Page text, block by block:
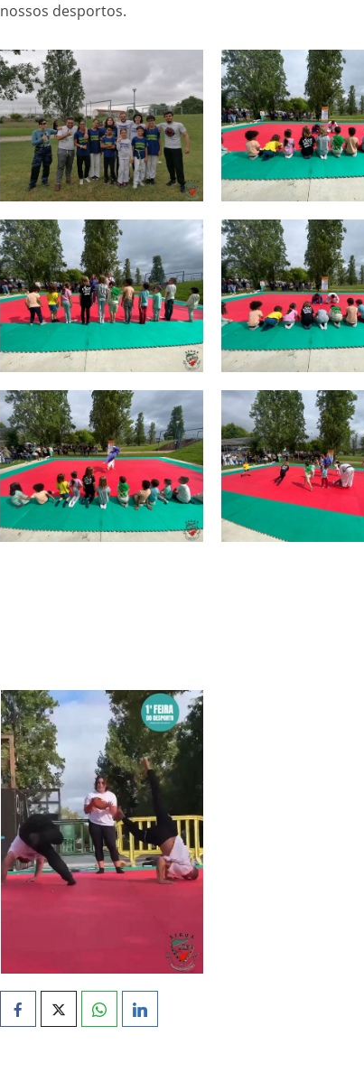
Novidades sobre o Bar
Fotos: Capoeira 2026
Fotos: Torneio Intercalar de Formação 2026
Fotos: Ballet “Era uma vez o Mundo”
SFRUA brilhou no 12.º Torneio João Cruz de
Campeonato Distrital de Patinagem Livre 2026
🥋 Aula Especial – Dia da Mãe 💙
Trampolins: Qualificativa Regional Sul TRI
Inês Reis – Vice-Campeã Nacional de Duplo-mini
Assembleia Geral aprovou por unanimidade o
Inês Reis conquista Bronze por equipas no
nossos desportos.